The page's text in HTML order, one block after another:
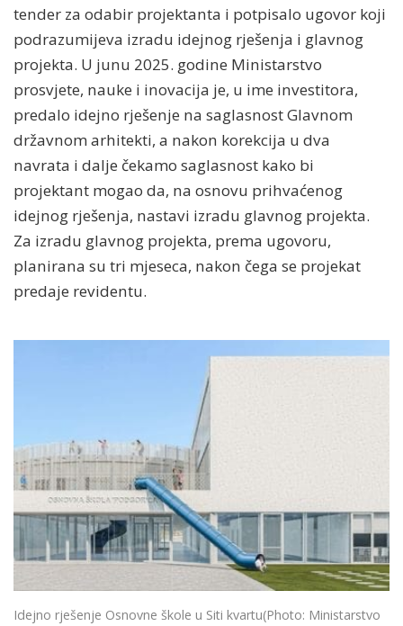
tender za odabir projektanta i potpisalo ugovor koji
podrazumijeva izradu idejnog rješenja i glavnog
projekta. U junu 2025. godine Ministarstvo
prosvjete, nauke i inovacija je, u ime investitora,
predalo idejno rješenje na saglasnost Glavnom
državnom arhitekti, a nakon korekcija u dva
navrata i dalje čekamo saglasnost kako bi
projektant mogao da, na osnovu prihvaćenog
idejnog rješenja, nastavi izradu glavnog projekta.
Za izradu glavnog projekta, prema ugovoru,
planirana su tri mjeseca, nakon čega se projekat
predaje revidentu.
Idejno rješenje Osnovne škole u Siti kvartu(Photo: Ministarstvo